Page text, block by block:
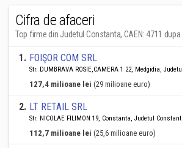
Cifra de afaceri
Top firme din Judetul Constanta, CAEN: 4711
1. FOIŞOR COM SRL
Str. DUMBRAVA ROSIE,CAMERA 1 22, Medgidia,
127,4 milioane lei (29 milioane euro)
2. LT RETAIL SRL
Str. NICOLAE FILIMON 19, Constanta, Judetul
112,7 milioane lei (25,6 milioane euro)